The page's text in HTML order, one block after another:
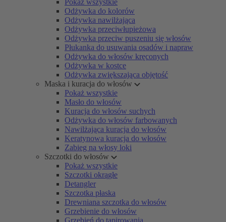
Pokaż wszystkie
Odżywka do kolorów
Odżywka nawilżająca
Odżywka przeciwłupieżowa
Odżywka przeciw puszeniu się włosów
Płukanka do usuwania osadów i napraw
Odżywka do włosów kręconych
Odżywka w kostce
Odżywka zwiększająca objętość
Maska i kuracja do włosów
Pokaż wszystkie
Masło do włosów
Kuracja do włosów suchych
Odżywka do włosów farbowanych
Nawilżająca kuracja do włosów
Keratynowa kuracja do włosów
Zabieg na włosy loki
Szczotki do włosów
Pokaż wszystkie
Szczotki okrągłe
Detangler
Szczotka płaska
Drewniana szczotka do włosów
Grzebienie do włosów
Grzebień do tapirowania